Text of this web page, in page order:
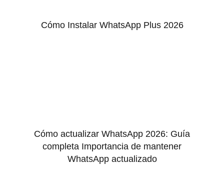
Cómo Instalar WhatsApp Plus 2026
Cómo actualizar WhatsApp 2026: Guía
completa Importancia de mantener
WhatsApp actualizado